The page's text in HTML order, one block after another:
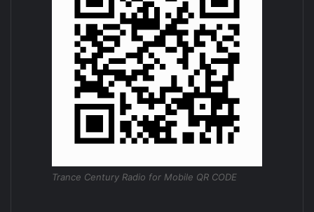
Trance Century Radio for Mobile QR CODE